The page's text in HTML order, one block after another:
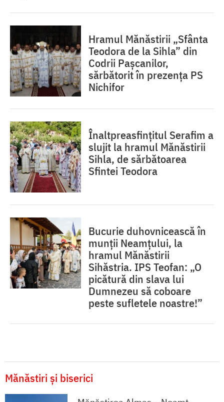
Hramul Mănăstirii „Sfânta
Teodora de la Sihla” din
Codrii Pașcanilor,
sărbătorit în prezența PS
Nichifor
Înaltpreasfințitul Serafim a
slujit la hramul Mănăstirii
Sihla, de sărbătoarea
Sfintei Teodora
Bucurie duhovnicească în
munții Neamțului, la
hramul Mănăstirii
Sihăstria. IPS Teofan: „O
picătură din slava lui
Dumnezeu să coboare
peste sufletele noastre!”
Mănăstiri și biserici